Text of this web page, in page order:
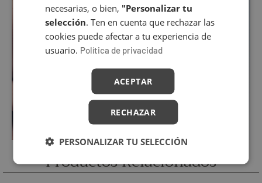
Productos Relacionados
necesarias, o bien, "Personalizar tu
selección. Ten en cuenta que rechazar las
cookies puede afectar a tu experiencia de
usuario. Política de privacidad
ACEPTAR
RECHAZAR
PERSONALIZAR TU SELECCIÓN